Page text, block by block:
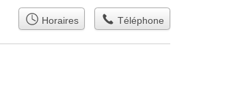
Horaires Téléphone